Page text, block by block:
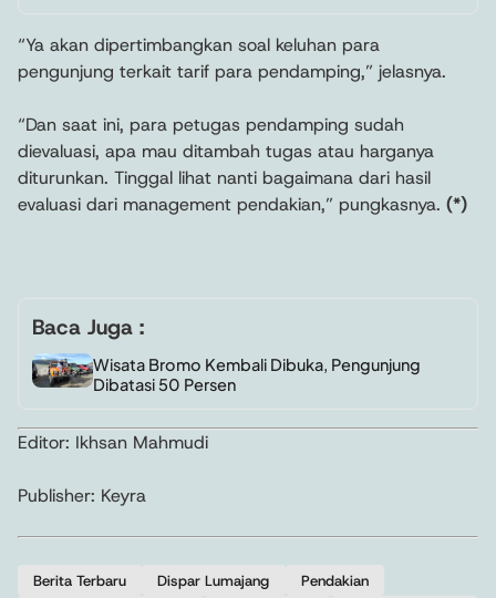
“Ya akan dipertimbangkan soal keluhan para
pengunjung terkait tarif para pendamping,” jelasnya.
“Dan saat ini, para petugas pendamping sudah
dievaluasi, apa mau ditambah tugas atau harganya
diturunkan. Tinggal lihat nanti bagaimana dari hasil
evaluasi dari management pendakian,” pungkasnya. (*)
Baca Juga :
Wisata Bromo Kembali Dibuka, Pengunjung
Dibatasi 50 Persen
Editor: Ikhsan Mahmudi
Publisher: Keyra
Berita Terbaru Dispar Lumajang
Pendakian